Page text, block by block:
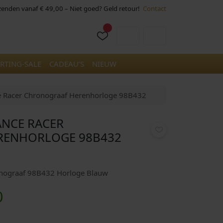
vanaf € 49,00 – Niet goed? Geld retour! Contact
SALE CADEAU’S NIEUW
Chronograaf Herenhorloge 98B432
RACER
98B432
98B432 Horloge Blauw